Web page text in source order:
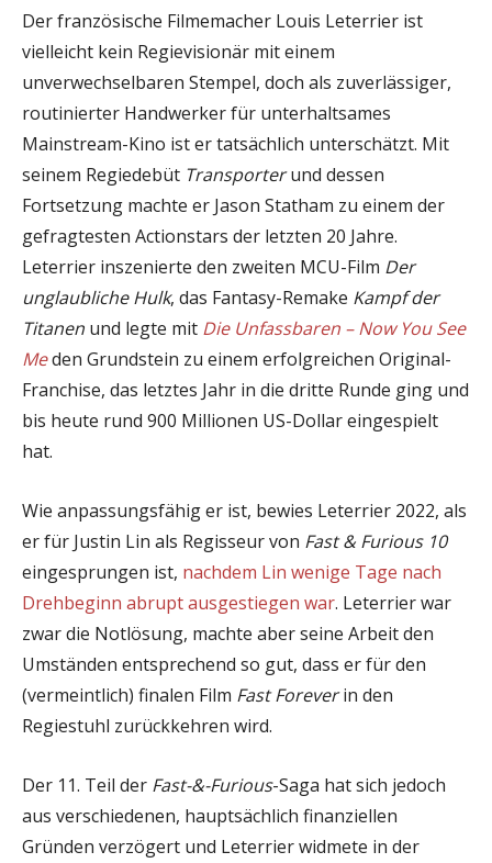
Der französische Filmemacher Louis Leterrier ist
vielleicht kein Regievisionär mit einem
unverwechselbaren Stempel, doch als zuverlässiger,
routinierter Handwerker für unterhaltsames
Mainstream-Kino ist er tatsächlich unterschätzt. Mit
seinem Regiedebüt Transporterund dessen
Fortsetzung machte er Jason Statham zu einem der
gefragtesten Actionstars der letzten 20 Jahre.
Leterrier inszenierte den zweiten MCU-Film Der
unglaubliche Hulk, das Fantasy-Remake Kampf der
Titanen und legte mit Die Unfassbaren – Now You See
Meden Grundstein zu einem erfolgreichen Original-
Franchise, das letztes Jahr in die dritte Runde ging und
bis heute rund 900 Millionen US-Dollar eingespielt
hat.
Wie anpassungsfähig er ist, bewies Leterrier 2022, als
er für Justin Lin als Regisseur von Fast & Furious 10
eingesprungen ist, nachdem Lin wenige Tage nach
Drehbeginn abrupt ausgestiegen war. Leterrier war
zwar die Notlösung, machte aber seine Arbeit den
Umständen entsprechend so gut, dass er für den
(vermeintlich) finalen Film Fast Foreverin den
Regiestuhl zurückkehren wird.
Der 11. Teil der Fast-&-Furious-Saga hat sich jedoch
aus verschiedenen, hauptsächlich finanziellen
Gründen verzögert und Leterrier widmete in der